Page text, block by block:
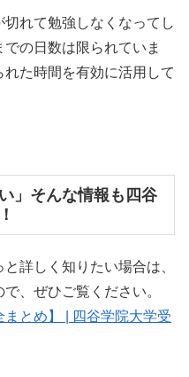
れて勉強しなくなってし
の日数は限られていま
た時間を有効に活用して
」そんな情報も四谷
詳しく知りたい場合は、
、ぜひご覧ください。
とめ】 | 四谷学院大学受